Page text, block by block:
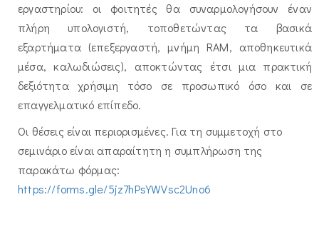
εργαστηρίου: οι φοιτητές θα συναρμολογήσουν έναν
πλήρη υπολογιστή, τοποθετώντας τα βασικά
εξαρτήματα (επεξεργαστή, μνήμη RAM, αποθηκευτικά
μέσα, καλωδιώσεις), αποκτώντας έτσι μια πρακτική
δεξιότητα χρήσιμη τόσο σε προσωπικό όσο και σε
επαγγελματικό επίπεδο.
Οι θέσεις είναι περιορισμένες. Για τη συμμετοχή στο
σεμινάριο είναι απαραίτητη η συμπλήρωση της
παρακάτω φόρμας:
https://forms.gle/5jz7hPsYWVsc2Uno6